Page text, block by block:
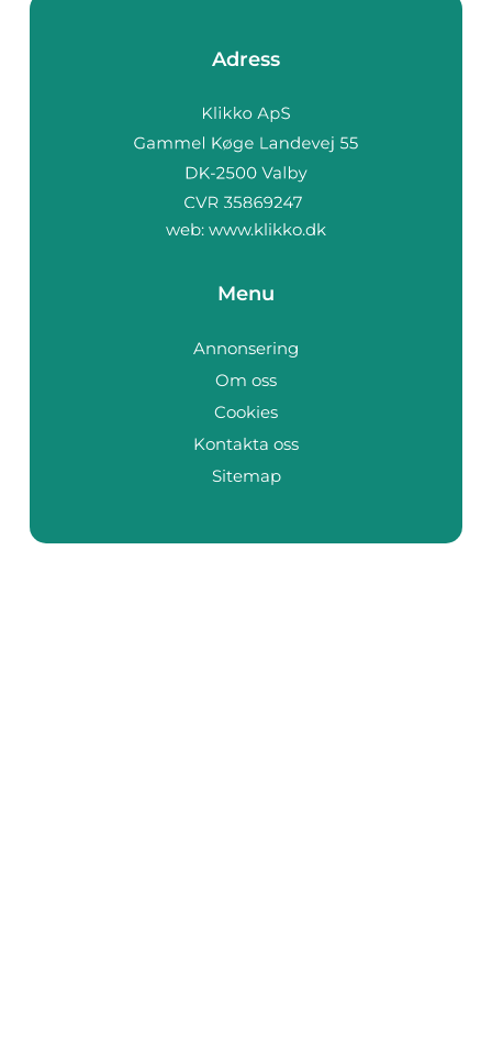
Adress
web: www.klikko.dk
Menu
Annonsering
Om oss
Cookies
Kontakta oss
Sitemap